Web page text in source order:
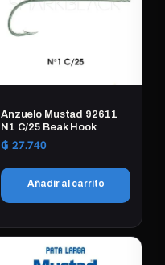
Anzuelo Mustad 92611
N1 C/25 Beak Hook
₲ 27.740
Añadir al carrito